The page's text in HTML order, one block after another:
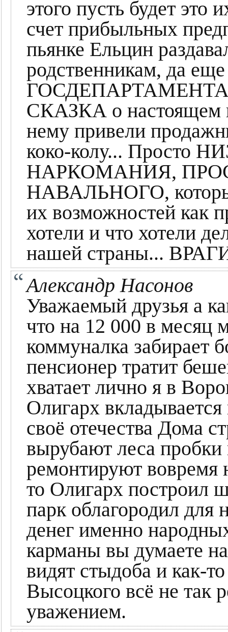
этого пусть будет это
счет прибыльных
пьянке Ельцин
родственникам, да еще
СКАЗКА о настоящем
нему привели
коко-колу... Просто
НАРКОМАНИЯ,
НАВАЛЬНОГО,
их возможностей как
хотели и что хотели
нашей страны...
Александр Насонов
Уважаемый друзья а
что на 12 000 в месяц
коммуналка забирает
пенсионер тратит
хватает лично я в
Олигарх
своё отечества Дома
вырубают леса пробки
ремонтируют вовремя
то Олигарх построил
парк облагородил для
денег именно
карманы вы думаете
видят стыдоба и как-
Высоцкого всё не так
уважением.